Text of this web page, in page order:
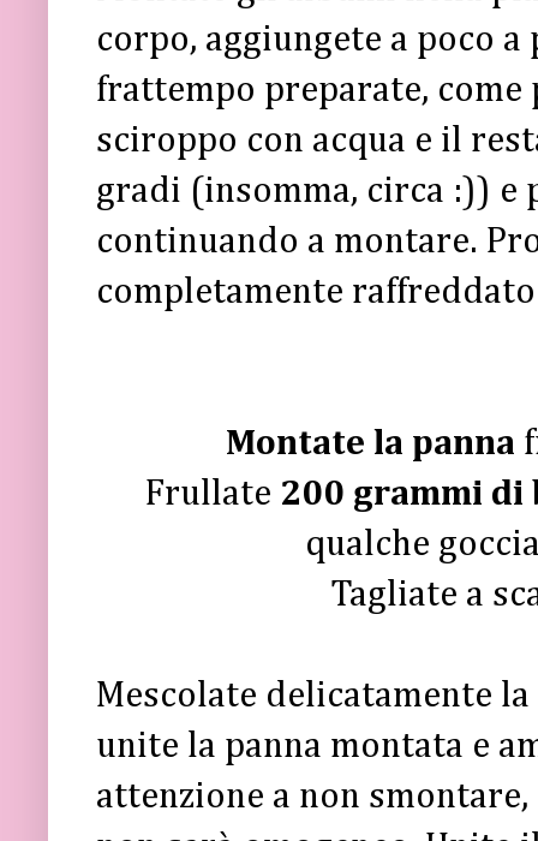
corpo, aggiungete a poco
frattempo preparate, come
sciroppo con acqua e il
gradi (insomma, circa :)) e
continuando a montare.
completamente
Montate la panna
Frullate 200 grammi di
qualche
Tagliate a
Mescolate delicatamente
unite la panna montata e
attenzione a non